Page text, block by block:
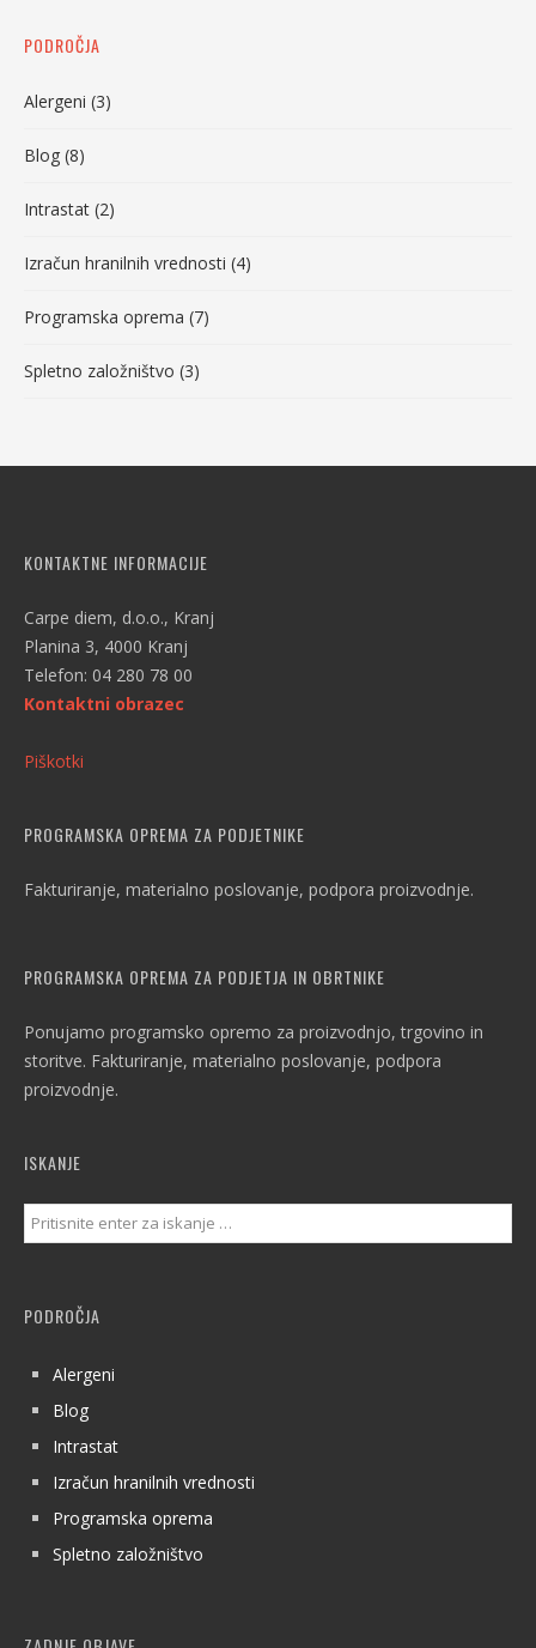
PODROČJA
Alergeni (3)
Blog (8)
Intrastat (2)
Izračun hranilnih vrednosti (4)
Programska oprema (7)
Spletno založništvo (3)
KONTAKTNE INFORMACIJE
Carpe diem, d.o.o., Kranj
Planina 3, 4000 Kranj
Telefon: 04 280 78 00
Kontaktni obrazec
Piškotki
PROGRAMSKA OPREMA ZA PODJETNIKE
Fakturiranje, materialno poslovanje, podpora proizvodnje.
PROGRAMSKA OPREMA ZA PODJETJA IN OBRTNIKE
Ponujamo programsko opremo za proizvodnjo, trgovino in
storitve. Fakturiranje, materialno poslovanje, podpora
proizvodnje.
ISKANJE
PODROČJA
Alergeni
Blog
Intrastat
Izračun hranilnih vrednosti
Programska oprema
Spletno založništvo